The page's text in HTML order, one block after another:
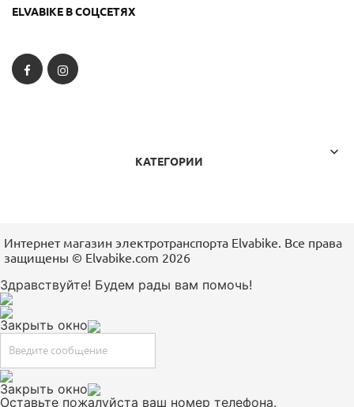
ELVABIKE В СОЦСЕТЯХ
Facebook
Instagram
КАТЕГОРИИ

Интернет магазин электротранспорта Elvabike. Все права
защищены ©️ Elvabike.com 2026
Здравствуйте! Будем рады вам помочь!
Закрыть окно
Закрыть окно
Оставьте пожалуйста ваш номер телефона.